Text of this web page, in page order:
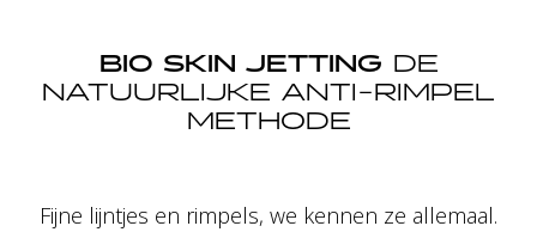
BIO SKIN JETTING DE
NATUURLIJKE ANTI-RIMPEL
METHODE
Fijne lijntjes en rimpels, we kennen ze allemaal.